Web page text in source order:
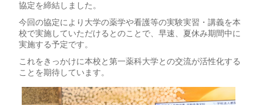
協定を締結しました。
今回の協定により大学の薬学や看護等の実験実習・講義を本
校で実施していただけるとのことで、早速、夏休み期間中に
実施する予定です。
これをきっかけに本校と第一薬科大学との交流が活性化する
ことを期待しています。